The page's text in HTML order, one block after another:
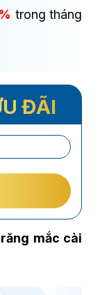
trong tháng
ĐÃI
mắc cài